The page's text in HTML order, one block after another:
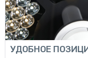
УДОБНОЕ